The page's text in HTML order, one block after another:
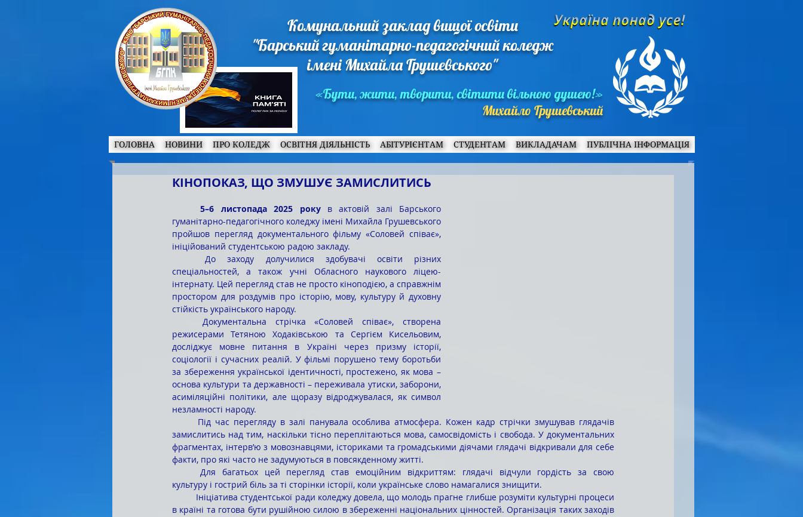
Комунальний заклад вищої освіти
"Барський гуманітарно-педагогічний коледж
імені Михайла Грушевського"
«Бути, жити, творити, світити вільною душею!»
Михайло Грушевський
ГОЛОВНА НОВИНИ ПРО КОЛЕДЖ ОСВІТНЯ ДІЯЛЬНІСТЬ АБІТУРІЄНТАМ СТУДЕНТАМ ВИКЛАДАЧАМ ПУБЛІЧНА ІНФОРМАЦІЯ
КІНОПОКАЗ, ЩО ЗМУШУЄ ЗАМИСЛИТИСЬ
	5–6 листопада 2025 року
в актовій залі Барського
гуманітарно-педагогічного коледжу імені Михайла Грушевського
пройшов перегляд документального фільму «Соловей співає»,
ініційований студентською радою закладу.
	До заходу долучилися здобувачі освіти різних
спеціальностей, а також учні Обласного наукового ліцею-
інтернату. Цей перегляд став не просто кіноподією, а справжнім
простором для роздумів про історію, мову, культуру й духовну
стійкість українського народу.
режисерами Тетяною Ходаківською та Сергієм Кисельовим,
досліджує мовне питання в Україні через призму історії,
соціології і сучасних реалій. У фільмі порушено тему боротьби
за збереження української ідентичності, простежено, як мова –
основа культури та державності – переживала утиски, заборони,
асиміляційні політики, але щоразу відроджувалася, як символ
незламності народу.
замислитись над тим, наскільки тісно переплітаються мова, самосвідомість і свобода. У документальних
фрагментах, інтерв’ю з мовознавцями, істориками та громадськими діячами глядачі відкривали для себе
факти, про які часто не задумуються в повсякденному житті.
культуру і гострий біль за ті сторінки історії, коли українське слово намагалися знищити.
в країні та готова бути рушійною силою в збереженні національних цінностей. Організація таких заходів